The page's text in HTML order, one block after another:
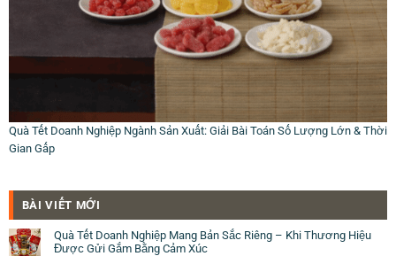
Quà Tết Doanh Nghiệp Ngành Sản Xuất: Giải Bài Toán Số Lượng Lớn & Thời
Gian Gấp
BÀI VIẾT MỚI
Quà Tết Doanh Nghiệp Mang Bản Sắc Riêng – Khi Thương Hiệu
Được Gửi Gắm Bằng Cảm Xúc